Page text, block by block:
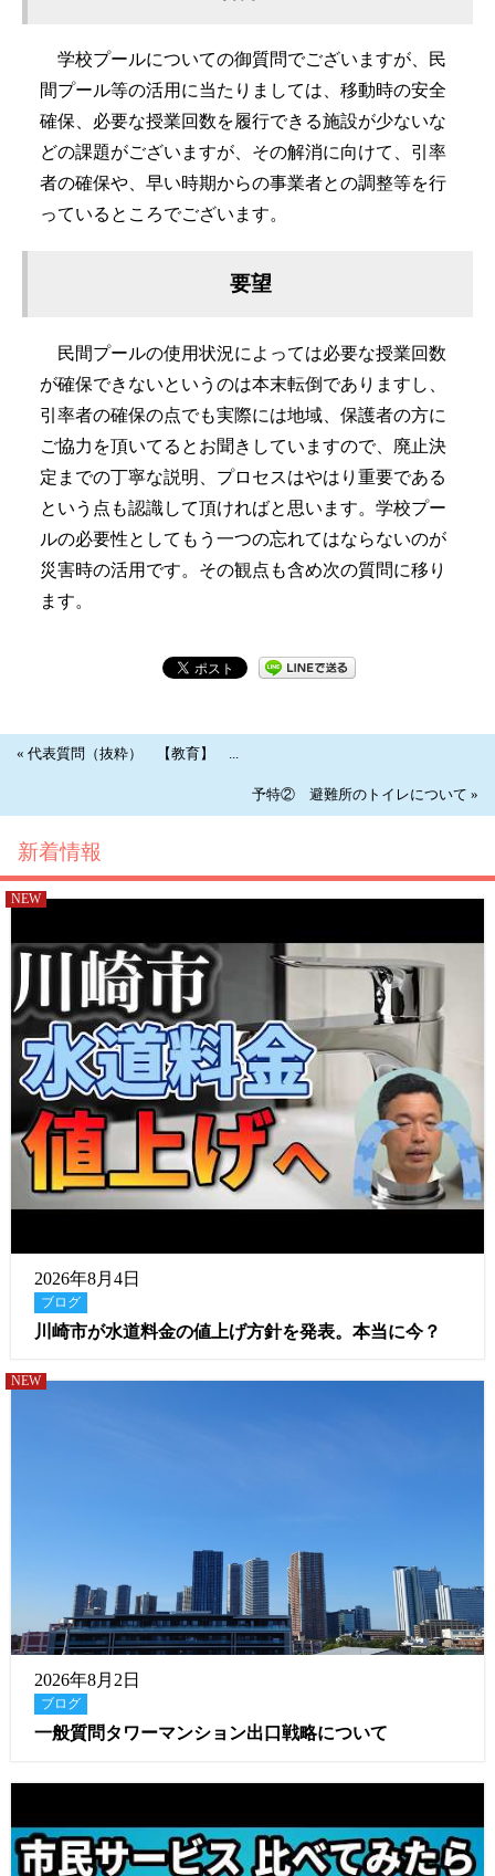
学校プールについての御質問でございますが、民
間プール等の活用に当たりましては、移動時の安全
確保、必要な授業回数を履行できる施設が少ないな
どの課題がございますが、その解消に向けて、引率
者の確保や、早い時期からの事業者との調整等を行
っているところでございます。
要望
民間プールの使用状況によっては必要な授業回数
が確保できないというのは本末転倒でありますし、
引率者の確保の点でも実際には地域、保護者の方に
ご協力を頂いてるとお聞きしていますので、廃止決
定までの丁寧な説明、プロセスはやはり重要である
という点も認識して頂ければと思います。学校プー
ルの必要性としてもう一つの忘れてはならないのが
災害時の活用です。その観点も含め次の質問に移り
ます。
« 代表質問（抜粋） 【教育】 ...
予特② 避難所のトイレについて »
新着情報
NEW
2026年8月4日
ブログ
川崎市が水道料金の値上げ方針を発表。本当に今？
NEW
2026年8月2日
ブログ
一般質問タワーマンション出口戦略について